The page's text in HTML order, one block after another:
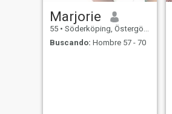
Marjorie
55 • Söderköping, Östergötland, Suecia
Buscando: Hombre 57 - 70